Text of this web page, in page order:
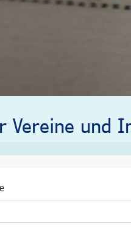
Vereine und